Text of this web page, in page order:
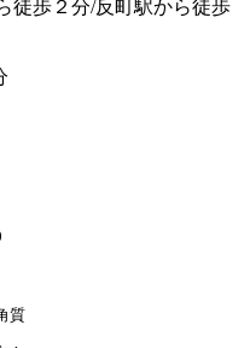
徒歩２分/反町駅から徒歩
質